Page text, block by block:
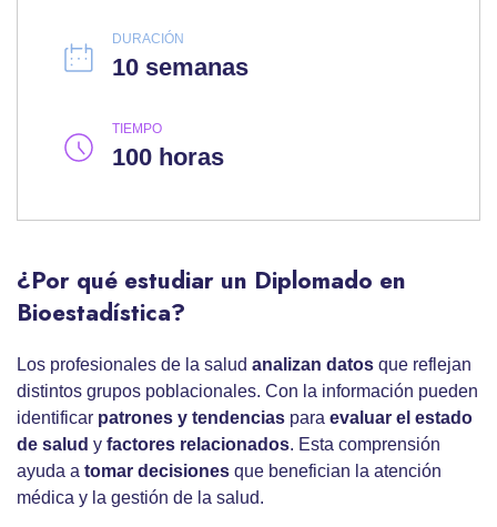
DURACIÓN
10 semanas
TIEMPO
100 horas
¿Por qué estudiar un Diplomado en
Bioestadística?
Los profesionales de la salud analizan datos que reflejan
distintos grupos poblacionales. Con la información pueden
identificar patrones y tendencias para evaluar el estado
de salud y factores relacionados. Esta comprensión
ayuda a tomar decisiones que benefician la atención
médica y la gestión de la salud.